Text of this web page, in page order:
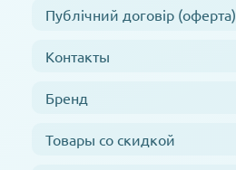
Публічний договір (оферта)
Контакты
Бренд
Товары со скидкой